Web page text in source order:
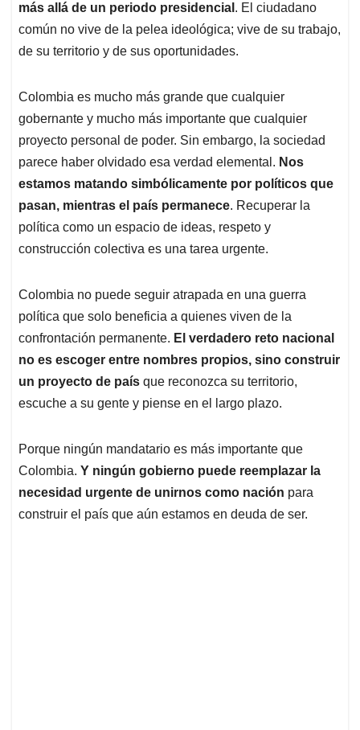
más allá de un periodo presidencial . El ciudadano
común no vive de la pelea ideológica; vive de su trabajo,
de su territorio y de sus oportunidades.
Colombia es mucho más grande que cualquier
gobernante y mucho más importante que cualquier
proyecto personal de poder. Sin embargo, la sociedad
parece haber olvidado esa verdad elemental. Nos
estamos matando simbólicamente por políticos que
pasan, mientras el país permanece. Recuperar la
política como un espacio de ideas, respeto y
construcción colectiva es una tarea urgente.
Colombia no puede seguir atrapada en una guerra
política que solo beneficia a quienes viven de la
confrontación permanente. El verdadero reto nacional
no es escoger entre nombres propios, sino construir
un proyecto de país que reconozca su territorio,
escuche a su gente y piense en el largo plazo.
Porque ningún mandatario es más importante que
Colombia. Y ningún gobierno puede reemplazar la
necesidad urgente de unirnos como nación para
construir el país que aún estamos en deuda de ser.